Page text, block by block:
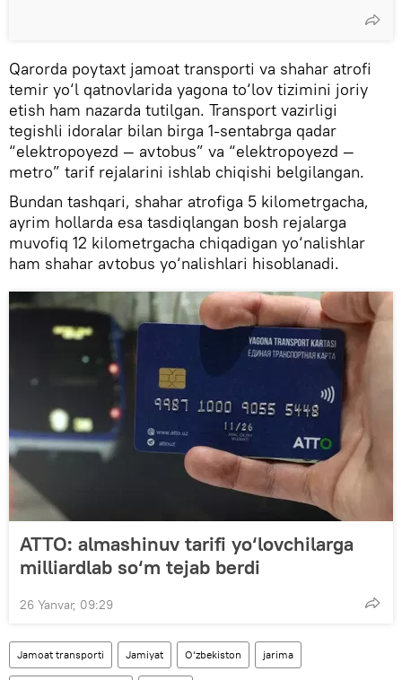
Qarorda poytaxt jamoat transporti va shahar atrofi
temir yo‘l qatnovlarida yagona to‘lov tizimini joriy
etish ham nazarda tutilgan. Transport vazirligi
tegishli idoralar bilan birga 1-sentabrga qadar
“elektropoyezd — avtobus” va “elektropoyezd —
metro” tarif rejalarini ishlab chiqishi belgilangan.
Bundan tashqari, shahar atrofiga 5 kilometrgacha,
ayrim hollarda esa tasdiqlangan bosh rejalarga
muvofiq 12 kilometrgacha chiqadigan yo‘nalishlar
ham shahar avtobus yo‘nalishlari hisoblanadi.
ATTO: almashinuv tarifi yo‘lovchilarga
milliardlab so‘m tejab berdi
26 Yanvar, 09:29
Jamoat transporti Jamiyat O‘zbekiston jarima